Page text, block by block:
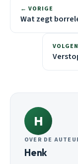
← VORIGE
Wat zegt
H
OVER DE
Henk